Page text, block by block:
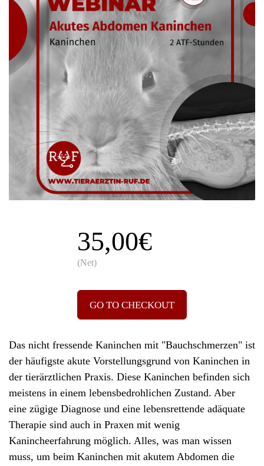
35,00€
(Net)
GO TO CHECKOUT
Das nicht fressende Kaninchen mit "Bauchschmerzen" ist
der häufigste akute Vorstellungsgrund von Kaninchen in
der tierärztlichen Praxis. Diese Kaninchen befinden sich
meistens in einem lebensbedrohlichen Zustand. Aber
eine zügige Diagnose und eine lebensrettende adäquate
Therapie sind auch in Praxen mit wenig
Kanincheerfahrung möglich. Alles, was man wissen
muss, um beim Kaninchen mit akutem Abdomen die